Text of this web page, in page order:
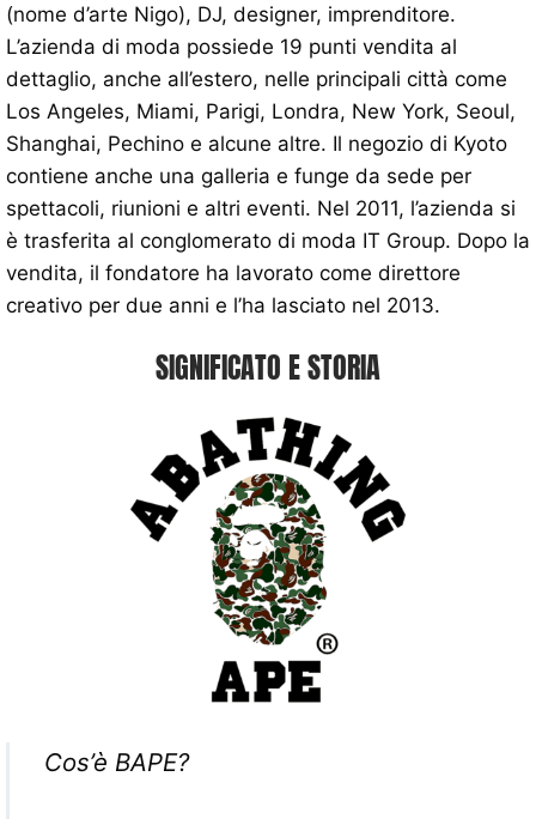
(nome d’arte Nigo), DJ, designer, imprenditore.
L’azienda di moda possiede 19 punti vendita al
dettaglio, anche all’estero, nelle principali città come
Los Angeles, Miami, Parigi, Londra, New York, Seoul,
Shanghai, Pechino e alcune altre. Il negozio di Kyoto
contiene anche una galleria e funge da sede per
spettacoli, riunioni e altri eventi. Nel 2011, l’azienda si
è trasferita al conglomerato di moda IT Group. Dopo la
vendita, il fondatore ha lavorato come direttore
creativo per due anni e l’ha lasciato nel 2013.
SIGNIFICATO E STORIA
Cos’è BAPE?